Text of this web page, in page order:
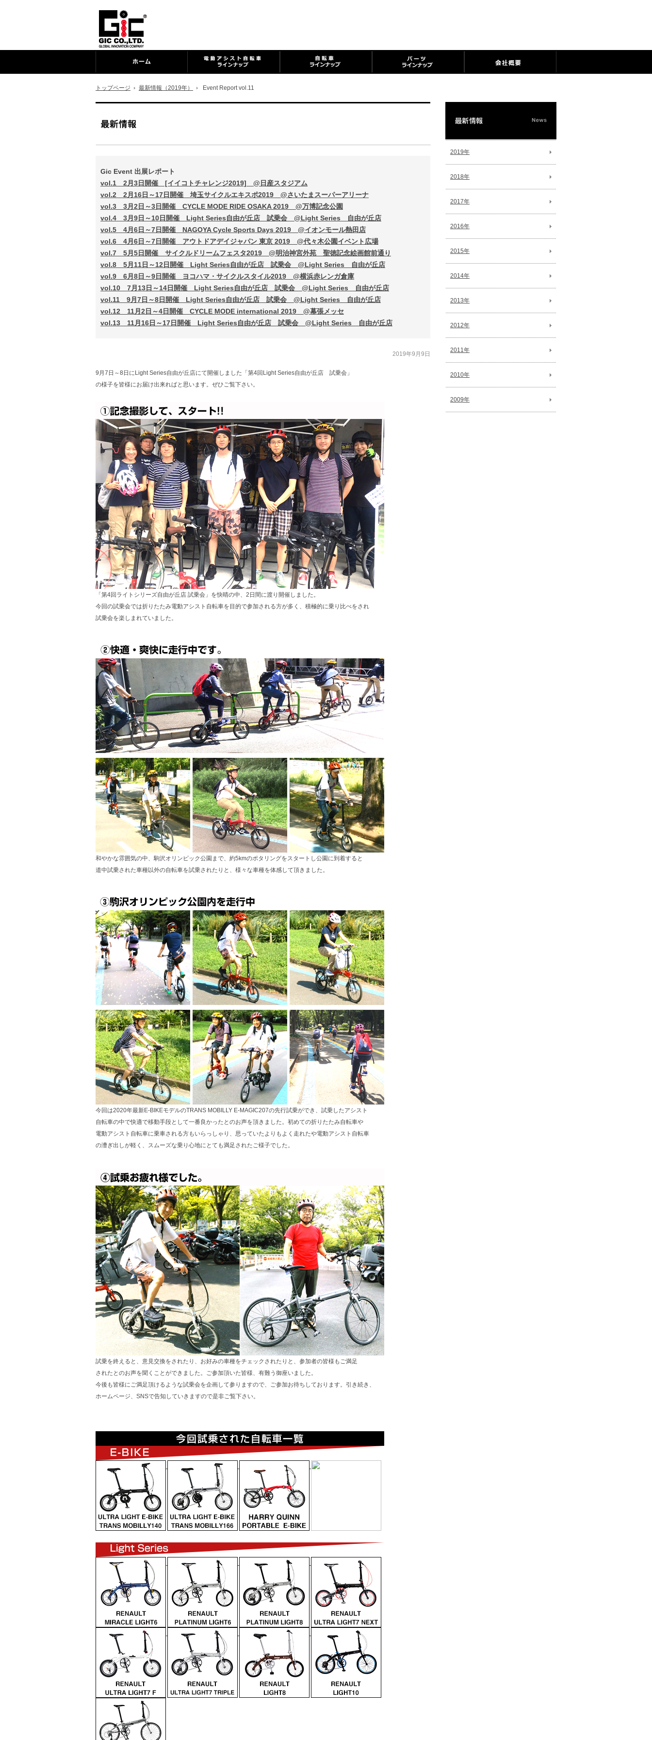
トップページ 最新情報（2019年） Event Report vol.11
Gic Event 出展レポート
vol.1 2月3日開催 [イイコトチャレンジ2019] @日産スタジアム
vol.2 2月16日～17日開催 埼玉サイクルエキスポ2019 @さいたまスーパーアリーナ
vol.3 3月2日～3日開催 CYCLE MODE RIDE OSAKA 2019 @万博記念公園
vol.4 3月9日～10日開催 Light Series自由が丘店 試乗会 @Light Series 自由が丘店
vol.5 4月6日～7日開催 NAGOYA Cycle Sports Days 2019 @イオンモール熱田店
vol.6 4月6日～7日開催 アウトドアデイジャパン 東京 2019 @代々木公園イベント広場
vol.7 5月5日開催 サイクルドリームフェスタ2019 @明治神宮外苑 聖徳記念絵画館前通り
vol.8 5月11日～12日開催 Light Series自由が丘店 試乗会 @Light Series 自由が丘店
vol.9 6月8日～9日開催 ヨコハマ・サイクルスタイル2019 @横浜赤レンガ倉庫
vol.10 7月13日～14日開催 Light Series自由が丘店 試乗会 @Light Series 自由が丘店
vol.11 9月7日～8日開催 Light Series自由が丘店 試乗会 @Light Series 自由が丘店
vol.12 11月2日～4日開催 CYCLE MODE international 2019 @幕張メッセ
vol.13 11月16日～17日開催 Light Series自由が丘店 試乗会 @Light Series 自由が丘店
2019年9月9日
9月7日～8日にLight Series自由が丘店にて開催しました「第4回Light Series自由が丘店 試乗会」
の様子を皆様にお届け出来ればと思います。ぜひご覧下さい。
「第4回ライトシリーズ自由が丘店 試乗会」を快晴の中、2日間に渡り開催しました。
今回の試乗会では折りたたみ電動アシスト自転車を目的で参加される方が多く、積極的に乗り比べをされ
試乗会を楽しまれていました。
和やかな雰囲気の中、駒沢オリンピック公園まで、約5kmのポタリングをスタートし公園に到着すると
道中試乗された車種以外の自転車を試乗されたりと、様々な車種を体感して頂きました。
今回は2020年最新E-BIKEモデルのTRANS MOBILLY E-MAGIC207の先行試乗ができ、試乗したアシスト
自転車の中で快適で移動手段として一番良かったとのお声を頂きました。初めての折りたたみ自転車や
電動アシスト自転車に乗車される方もいらっしゃり、思っていたよりもよく走れたや電動アシスト自転車
の漕ぎ出しが軽く、スムーズな乗り心地にとても満足されたご様子でした。
試乗を終えると、意見交換をされたり、お好みの車種をチェックされたりと、参加者の皆様もご満足
されたとのお声を聞くことができました。ご参加頂いた皆様、有難う御座いました。
今後も皆様にご満足頂けるような試乗会を企画して参りますので、ご参加お待ちしております。引き続き、
ホームページ、SNSで告知していきますので是非ご覧下さい。
2019年
2018年
2017年
2016年
2015年
2014年
2013年
2012年
2011年
2010年
2009年